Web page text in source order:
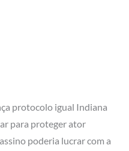
protocolo igual Indiana
para proteger ator
poderia lucrar com a